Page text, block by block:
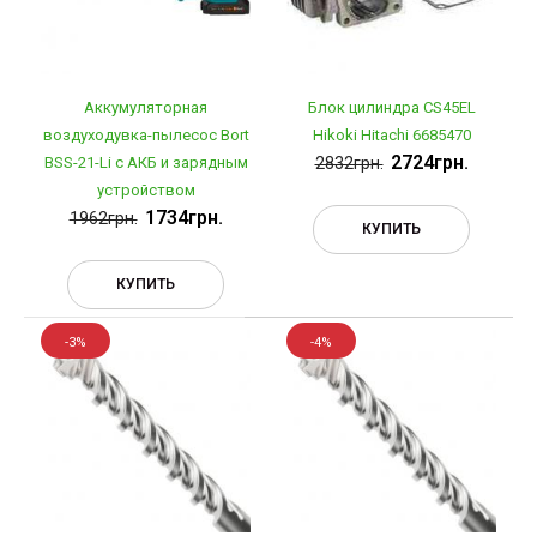
Аккумуляторная
воздуходувка-пылесос Bort
BSS-21-Li с АКБ и зарядным
устройством
1962грн. 1734грн.
КУПИТЬ
Блок цилиндра CS45EL
Hikoki Hitachi 6685470
2832грн. 2724грн.
КУПИТЬ
-3% -4%